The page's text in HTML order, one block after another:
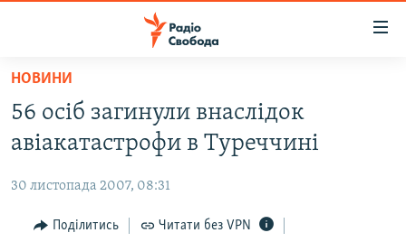
Перейти
основного
матеріалу
до
навігації
РАДІО СВОБОДА – 70 РОКІВ
ПОЛІТИКА
ЕКОНОМІКА
ВІЙНА
РОСІЙСЬКА «ФІЛЬТРАЦІЯ»
НОВИНИ
56 осіб загинули внаслідок
авіакатастрофи в Туреччині
30 листопада 2007, 08:31
Поділитись Читати без VPN